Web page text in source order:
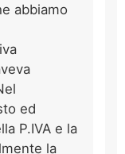
abbiamo
ed
P.IVA e la
la